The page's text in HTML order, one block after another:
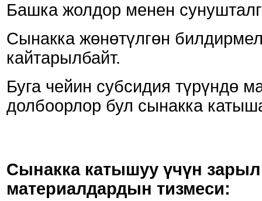
Башка жолдор менен
Сынакка жөнөтүлгөн
кайтарылбайт.
Буга чейин субсидия түрүндө
долбоорлор бул сынакка
Сынакка катышуу үчүн
материалдардын тизмеси: